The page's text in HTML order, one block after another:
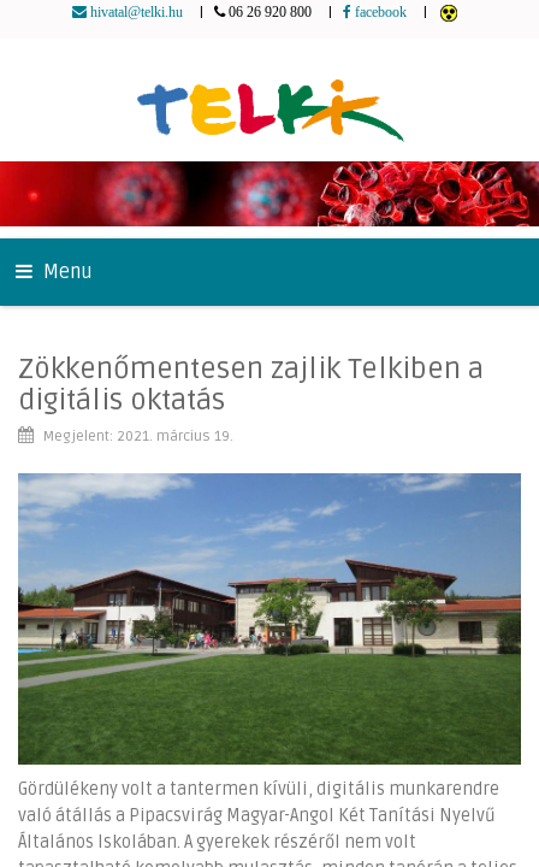
hivatal@telki.hu 06 26 920 800 facebook
Menu
Zökkenőmentesen zajlik Telkiben a
digitális oktatás
Megjelent: 2021. március 19.
Gördülékeny volt a tantermen kívüli, digitális munkarendre
való átállás a Pipacsvirág Magyar-Angol Két Tanítási Nyelvű
Általános Iskolában. A gyerekek részéről nem volt